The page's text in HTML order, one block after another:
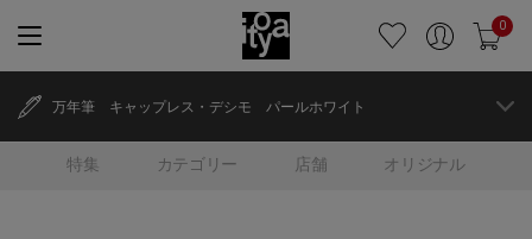
0
特集 カテゴリー 店舗 オリジナル
万年筆 キャップレス・デシモ パールホワイト